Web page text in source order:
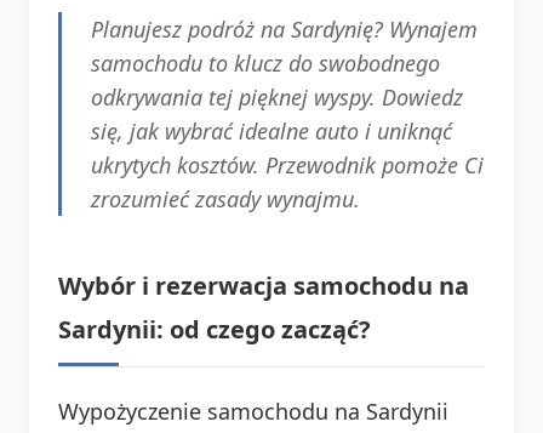
Planujesz podróż na Sardynię? Wynajem
samochodu to klucz do swobodnego
odkrywania tej pięknej wyspy. Dowiedz
się, jak wybrać idealne auto i uniknąć
ukrytych kosztów. Przewodnik pomoże Ci
zrozumieć zasady wynajmu.
Wybór i rezerwacja samochodu na
Sardynii: od czego zacząć?
Wypożyczenie samochodu na Sardynii